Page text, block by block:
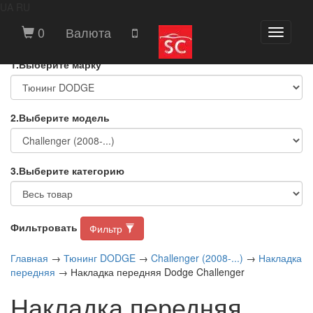
Toggle
0 Валюта
ВЫБЕРИТЕ МАРКУ И МОДЕЛЬ
АВТОМОБИЛЯ
1.Выберите марку
2.Выберите модель
3.Выберите категорию
Фильтровать Фильтр
Главная → Тюнинг DODGE → Challenger (2008-...) → Накладка
передняя → Накладка передняя Dodge Challenger